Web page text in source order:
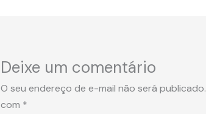
Deixe um comentário
O seu endereço de e-mail não será publicado.
com *